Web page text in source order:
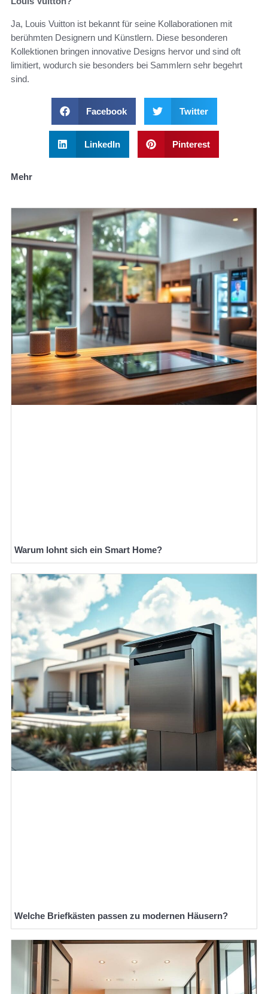
Ja, Louis Vuitton ist bekannt für seine Kollaborationen mit
berühmten Designern und Künstlern. Diese besonderen
Kollektionen bringen innovative Designs hervor und sind oft
limitiert, wodurch sie besonders bei Sammlern sehr begehrt
sind.
Facebook Twitter
LinkedIn Pinterest
Mehr
Warum lohnt sich ein Smart Home?
Welche Briefkästen passen zu modernen Häusern?